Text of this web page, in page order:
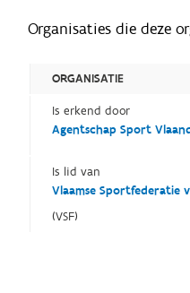
Organisaties die deze
ORGANISATIE
Is erkend door
Agentschap Sport
Is lid van
Vlaamse Sportfederatie
(VSF)